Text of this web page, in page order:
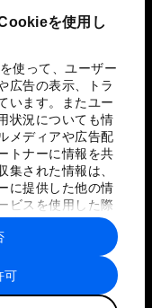
を使用し
使って、ユーザー
広告の表示、トラ
います。またユー
状況についても情
メディアや広告配
トナーに情報を共
集された情報は、
に提供した他の情
ビスを使用した際
合わされ、各パー
ることがありま
可
用規約